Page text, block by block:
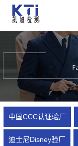
中国CCC认证验厂
迪士尼Disney验厂